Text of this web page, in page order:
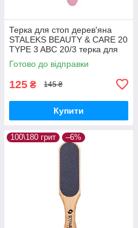
Терка для стоп дерев'яна
STALEKS BEAUTY & CARE 20
TYPE 3 ABC 20/3 терка для
педикюру
Готово до відправки
125 ₴ 145 ₴
Купити
100\180 грит –6%